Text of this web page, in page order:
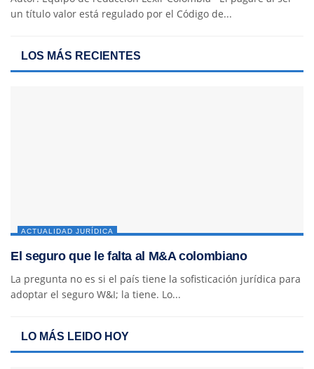
un título valor está regulado por el Código de...
LOS MÁS RECIENTES
ACTUALIDAD JURÍDICA
El seguro que le falta al M&A colombiano
La pregunta no es si el país tiene la sofisticación jurídica para
adoptar el seguro W&I; la tiene. Lo...
LO MÁS LEIDO HOY